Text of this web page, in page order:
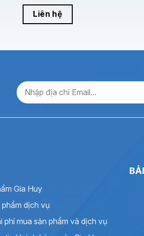
hệ dye
Liên hệ
Gia Huy
dịch vụ
mua sản phẩm và dịch vụ